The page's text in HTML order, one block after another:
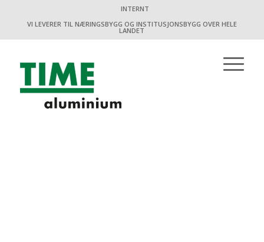
INTERNT
VI LEVERER TIL NÆRINGSBYGG OG INSTITUSJONSBYGG OVER HELE
LANDET